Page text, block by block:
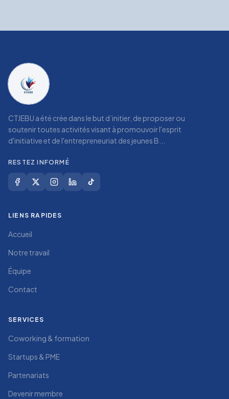
CTJEBU a été crée dans le but d’initier, de proposer ou
soutenir toutes activités visant à promouvoir l'esprit
d'initiative et de l'entrepreneuriat des jeunes B...
RESTEZ INFORMÉ
LIENS RAPIDES
Accueil
Notre travail
Équipe
Contact
SERVICES
Coworking & formation
Startups & PME
Partenariats
Devenir membre